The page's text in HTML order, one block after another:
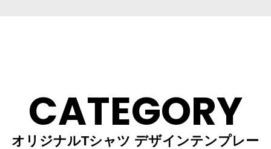
CATEGORY
オリジナルTシャツ デザインテンプレー